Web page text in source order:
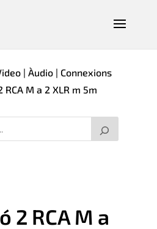
| Àudio| Connexions
M a 2 XLR m 5m
2 RCA M a